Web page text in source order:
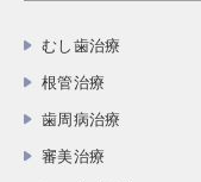
むし歯治療
根管治療
歯周病治療
審美治療